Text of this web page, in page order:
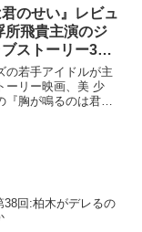
君のせい』レビュ
所飛貴主演のジ
ストーリー3カ
の若手アイドルが主
ーリー映画、美 少
『胸が鳴るのは君の
38回:柏木がデレるの